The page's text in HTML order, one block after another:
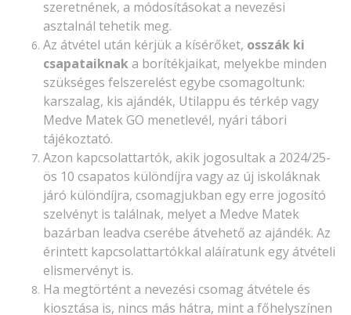
szeretnének, a módosításokat a nevezési
asztalnál tehetik meg.
Az átvétel után kérjük a kísérőket, osszák ki
csapataiknaka borítékjaikat, melyekbe minden
szükséges felszerelést egybe csomagoltunk:
karszalag, kis ajándék, Utilappu és térkép vagy
Medve Matek GO menetlevél, nyári tábori
tájékoztató.
Azon kapcsolattartók, akik jogosultak a 2024/25-
ös 10 csapatos különdíjra vagy az új iskoláknak
járó különdíjra, csomagjukban egy erre jogosító
szelvényt is találnak, melyet a Medve Matek
bazárban leadva cserébe átvehető az ajándék. Az
érintett kapcsolattartókkal aláíratunk egy átvételi
elismervényt is.
Ha megtörtént a nevezési csomag átvétele és
kiosztása is, nincs más hátra, mint a főhelyszínen